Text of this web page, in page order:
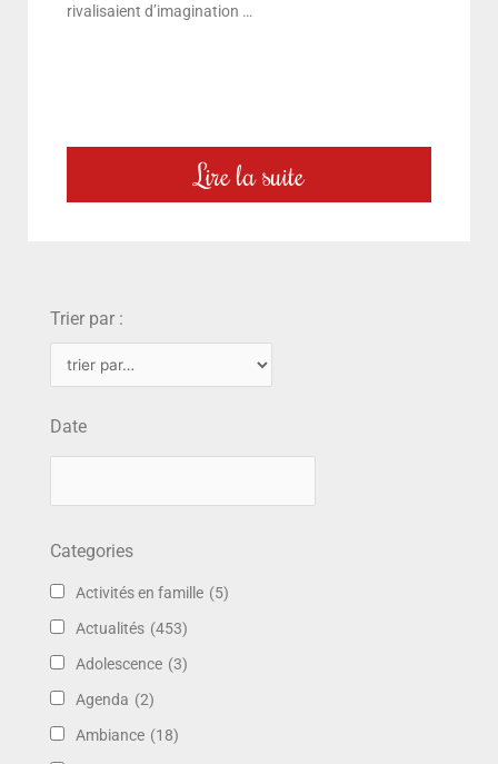
rivalisaient d’imagination …
Lire la suite
Trier par :
Date
Categories
Activités en famille (5)
Actualités (453)
Adolescence (3)
Agenda (2)
Ambiance (18)